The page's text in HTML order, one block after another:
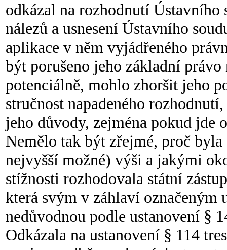
odkázal na rozhodnutí Ústavního
nálezů a usnesení Ústavního
aplikace v něm vyjádřeného
být porušeno jeho základní
potenciálně, mohlo zhoršit jeho
stručnost napadeného
jeho důvody, zejména pokud jde
Nemělo tak být zřejmé, proč
nejvyšší možné) výši a jakými
stížnosti rozhodovala státní
která svým v záhlaví označeným
nedůvodnou podle ustanovení §
Odkázala na ustanovení § 114